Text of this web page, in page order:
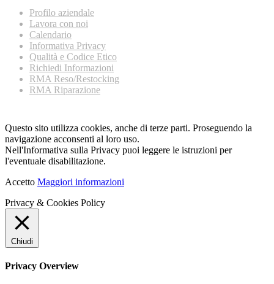
Profilo aziendale
Lavora con noi
Calendario
Informativa Privacy
Qualità e Codice Etico
Richiedi Informazioni
RMA Reso/Restocking
RMA Riparazione
Questo sito utilizza cookies, anche di terze parti. Proseguendo la
navigazione acconsenti al loro uso.
Nell'Informativa sulla Privacy puoi leggere le istruzioni per
l'eventuale disabilitazione.
Accetto Maggiori informazioni
Privacy & Cookies Policy
Chiudi
Privacy Overview